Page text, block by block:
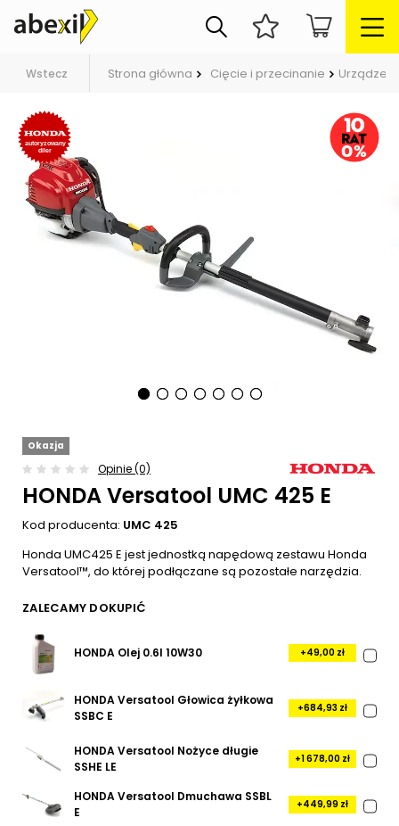
Wstecz Strona główna Cięcie i przecinanie
Okazja
Opinie (0)
HONDA Versatool UMC 425 E
Kod producenta: UMC 425
Honda UMC425 E jest jednostką napędową zestawu Honda
Versatool™, do której podłączane są pozostałe narzędzia.
ZALECAMY DOKUPIĆ
HONDA Olej 0.6l 10W30 +49,00 zł
HONDA Versatool Głowica żyłkowa
SSBC E
+684,93 zł
HONDA Versatool Nożyce długie
SSHE LE
+1 678,00 zł
HONDA Versatool Dmuchawa SSBL
E
+449,99 zł